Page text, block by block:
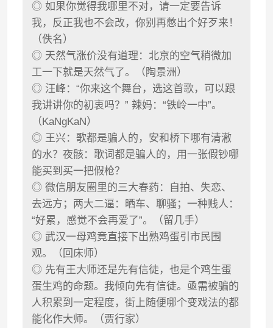
◎ 如果你觉得我哪里不对，请一定要告诉
我，反正我也不会改，你别再憋出个好歹来！
（佚名）
◎ 天然气涨价没有道理：北京的空气稍微加
工一下就是天然气了。（陶景洲）
◎ 汪峰：“你来这个舞台，选这首歌，可以跟
我讲讲你的初衷吗？” 辣妈：“铁岭一中”。
（KaNgKaN）
◎ 王兴：歌都是骗人的，安和桥下哪有清澈
的水？夜骸：歌词都是骗人的，用一张假钞哪
能买到买一把假枪？
◎ 微信朋友圈里的三大春药：自拍、失恋、
去远方；两大二逼：晒车、聊骚；一种贱人：
“好累，感觉不会再爱了”。（留几手）
◎ 武汉一母鸡竟直接下出熟鸡蛋引市民围
观。（回床师）
◎ 先有王大师还是先有信徒，也是个鸡生蛋
蛋生鸡的命题。我倾向先有信徒。亟需被骗的
人积累到一定程度，街上随便哪个变戏法的都
能化作大师。（贾行家）